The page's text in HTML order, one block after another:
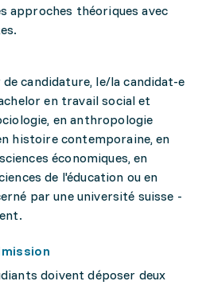
approches théoriques avec
candidature, le/la candidat-e
en travail social et
en anthropologie
histoire contemporaine, en
économiques, en
de l'éducation ou en
par une université suisse -
doivent déposer deux